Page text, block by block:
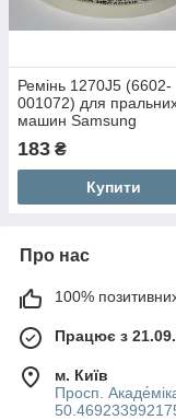
Ремінь 1270J5 (6602-
001072) для
машин Samsung
183 ₴
Купити
Про нас
100% позитивних
Працює з
м. Київ
Просп.